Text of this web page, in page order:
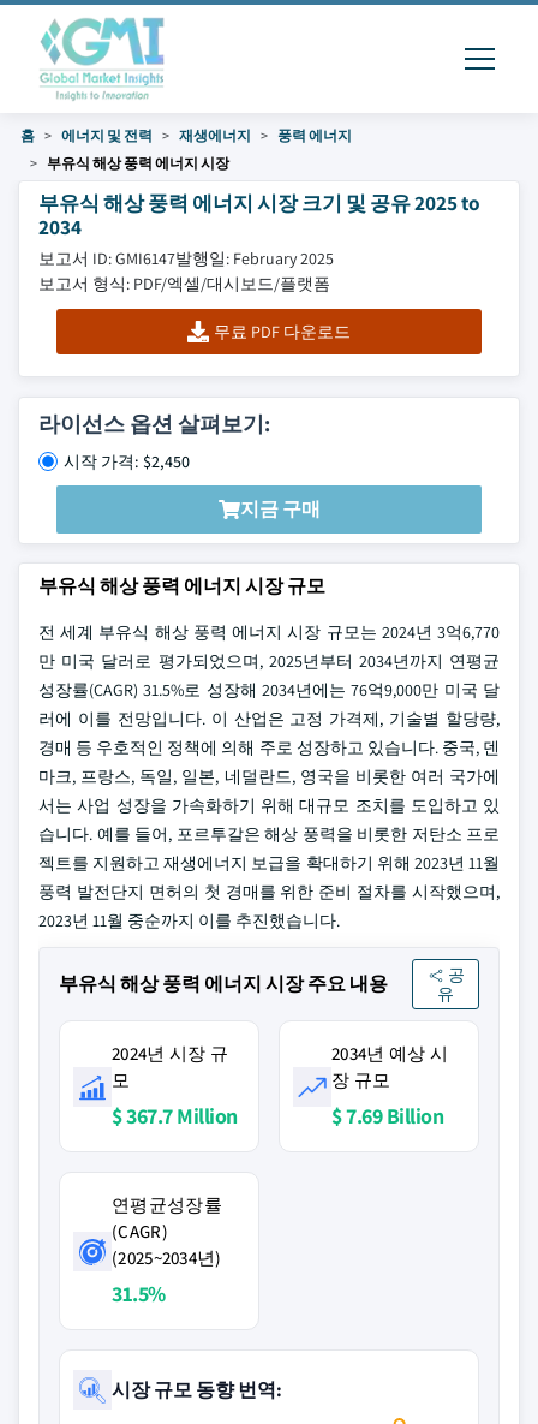
홈 에너지 및 전력 재생에너지
풍력 에너지
부유식 해상 풍력 에너지 시장
부유식 해상 풍력 에너지 시장 크기 및 공유 2025 to
2034
보고서 ID: GMI6147발행일: February 2025
보고서 형식: PDF/엑셀/대시보드/플랫폼
무료 PDF 다운로드
라이선스 옵션 살펴보기:
시작 가격: $2,450
지금 구매
부유식 해상 풍력 에너지 시장 규모
전 세계 부유식 해상 풍력 에너지 시장 규모는 2024년 3억6,770
만 미국 달러로 평가되었으며, 2025년부터 2034년까지 연평균
성장률(CAGR) 31.5%로 성장해 2034년에는 76억9,000만 미국 달
러에 이를 전망입니다. 이 산업은 고정 가격제, 기술별 할당량,
경매 등 우호적인 정책에 의해 주로 성장하고 있습니다. 중국, 덴
마크, 프랑스, 독일, 일본, 네덜란드, 영국을 비롯한 여러 국가에
서는 사업 성장을 가속화하기 위해 대규모 조치를 도입하고 있
습니다. 예를 들어, 포르투갈은 해상 풍력을 비롯한 저탄소 프로
젝트를 지원하고 재생에너지 보급을 확대하기 위해 2023년 11월
풍력 발전단지 면허의 첫 경매를 위한 준비 절차를 시작했으며,
2023년 11월 중순까지 이를 추진했습니다.
부유식 해상 풍력 에너지 시장 주요 내용
공
유
2024년 시장 규
모
$ 367.7 Million
2034년 예상 시
장 규모
$ 7.69 Billion
연평균성장률
(CAGR)
(2025~2034년)
31.5%
시장 규모 동향 번역: